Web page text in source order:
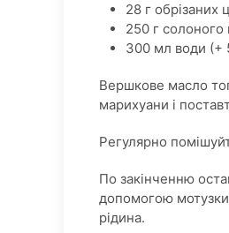
28 г обрізаних
250 г солоного
300 мл води (+
Вершкове масло
марихуани і
Регулярно
По закінченню
допомогою мотузки
рідина.